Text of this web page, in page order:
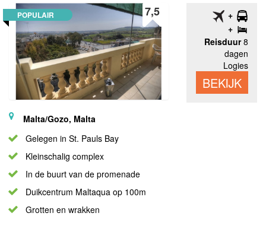
POPULAIR 7,5
Reisduur8
dagen
Logies
BEKIJK
Malta/Gozo, Malta
Gelegen in St. Pauls Bay
Kleinschalig complex
In de buurt van de promenade
Duikcentrum Maltaqua op 100m
Grotten en wrakken